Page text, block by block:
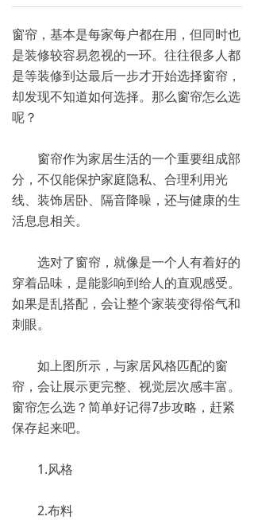
窗帘，基本是每家每户都在用，但同时也
是装修较容易忽视的一环。往往很多人都
是等装修到达最后一步才开始选择窗帘，
却发现不知道如何选择。那么窗帘怎么选
呢？
窗帘作为家居生活的一个重要组成部
分，不仅能保护家庭隐私、合理利用光
线、装饰居卧、隔音降噪，还与健康的生
活息息相关。
选对了窗帘，就像是一个人有着好的
穿着品味，是能影响到给人的直观感受。
如果是乱搭配，会让整个家装变得俗气和
刺眼。
如上图所示，与家居风格匹配的窗
帘，会让展示更完整、视觉层次感丰富。
窗帘怎么选？简单好记得7步攻略，赶紧
保存起来吧。
1.风格
2.布料